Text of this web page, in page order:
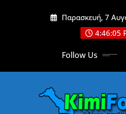
Παρασκευή, 7
4:46:07
Follow Us